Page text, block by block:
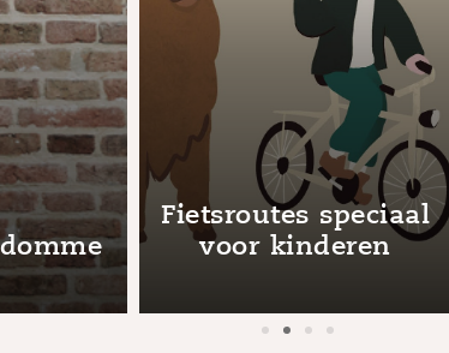
Fietsroutes speciaal
voor kinderen